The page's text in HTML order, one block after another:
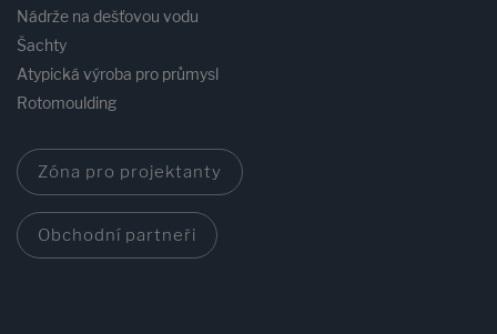
Nádrže na dešťovou vodu
Šachty
Atypická výroba pro průmysl
Rotomoulding
Zóna pro projektanty
Obchodní partneři